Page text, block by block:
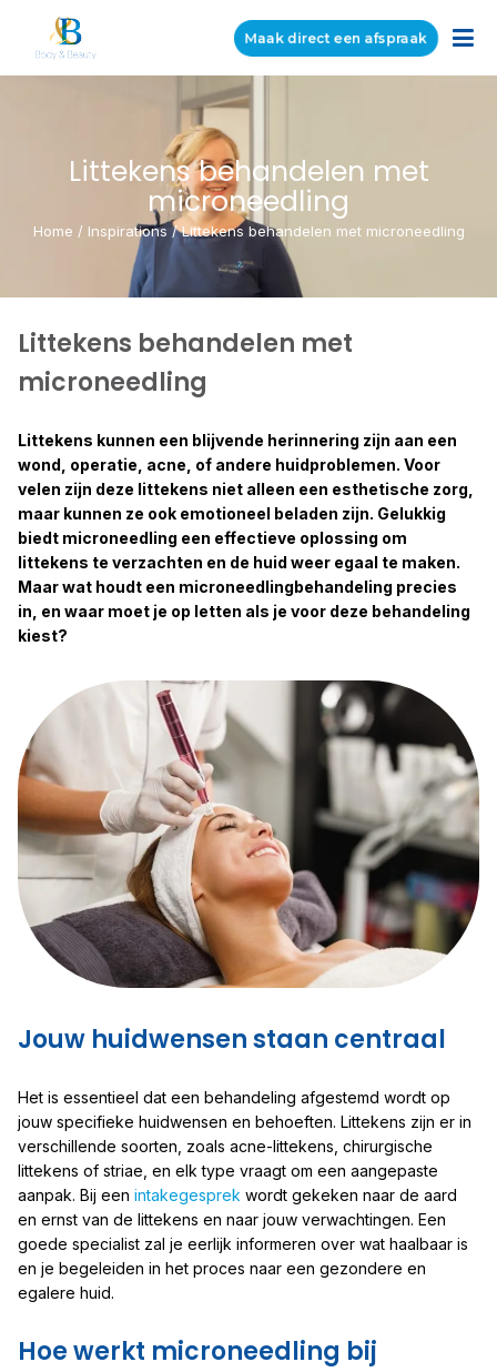
Maak direct een afspraak
Littekens behandelen met
microneedling
Home / Inspirations /Littekens behandelen met microneedling
Littekens behandelen met
microneedling
Littekens kunnen een blijvende herinnering zijn aan een
wond, operatie, acne, of andere huidproblemen. Voor
velen zijn deze littekens niet alleen een esthetische zorg,
maar kunnen ze ook emotioneel beladen zijn. Gelukkig
biedt microneedling een effectieve oplossing om
littekens te verzachten en de huid weer egaal te maken.
Maar wat houdt een microneedlingbehandeling precies
in, en waar moet je op letten als je voor deze behandeling
kiest?
Jouw huidwensen staan centraal
Het is essentieel dat een behandeling afgestemd wordt op
jouw specifieke huidwensen en behoeften. Littekens zijn er in
verschillende soorten, zoals acne-littekens, chirurgische
littekens of striae, en elk type vraagt om een aangepaste
aanpak. Bij een intakegesprek wordt gekeken naar de aard
en ernst van de littekens en naar jouw verwachtingen. Een
goede specialist zal je eerlijk informeren over wat haalbaar is
en je begeleiden in het proces naar een gezondere en
egalere huid.
Hoe werkt microneedling bij